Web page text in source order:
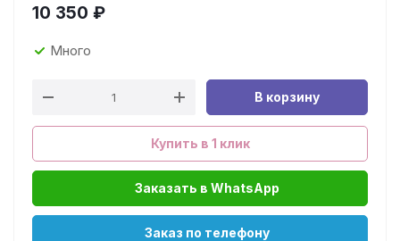
10 350 ₽
Много
В корзину
Купить в 1 клик
Заказать в WhatsApp
Заказ по телефону